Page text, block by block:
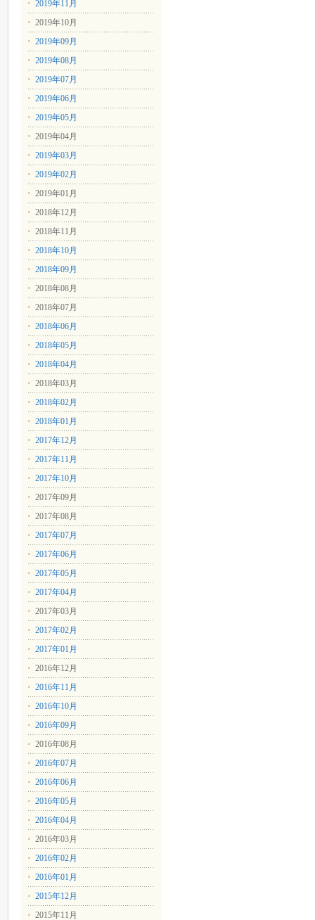
2019年11月
2019年10月
2019年09月
2019年08月
2019年07月
2019年06月
2019年05月
2019年04月
2019年03月
2019年02月
2019年01月
2018年12月
2018年11月
2018年10月
2018年09月
2018年08月
2018年07月
2018年06月
2018年05月
2018年04月
2018年03月
2018年02月
2018年01月
2017年12月
2017年11月
2017年10月
2017年09月
2017年08月
2017年07月
2017年06月
2017年05月
2017年04月
2017年03月
2017年02月
2017年01月
2016年12月
2016年11月
2016年10月
2016年09月
2016年08月
2016年07月
2016年06月
2016年05月
2016年04月
2016年03月
2016年02月
2016年01月
2015年12月
2015年11月